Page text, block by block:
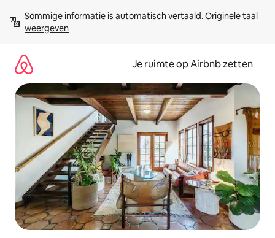
direct
naar
Sommige informatie is automatisch vertaald. Originele taal
weergeven
Je ruimte op Airbnb zetten